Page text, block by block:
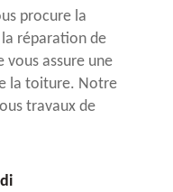
procure la
réparation de
assure une
la toiture. Notre
travaux de